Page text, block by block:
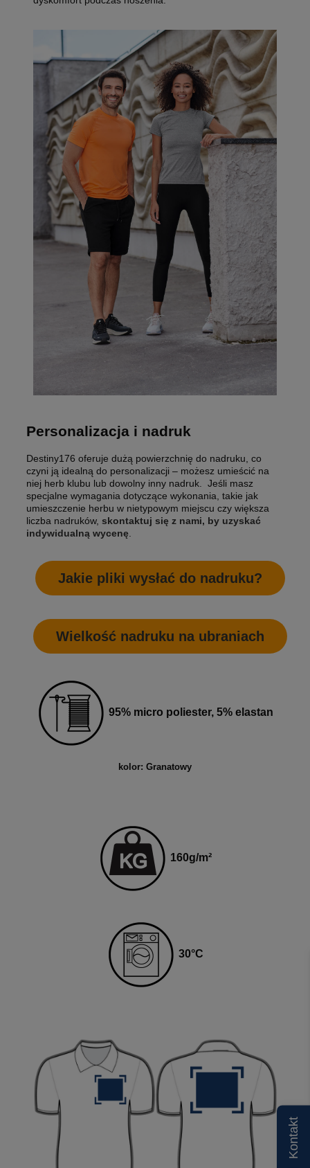
Personalizacja i nadruk
Destiny176 oferuje dużą powierzchnię do nadruku, co
czyni ją idealną do personalizacji – możesz umieścić na
niej herb klubu lub dowolny inny nadruk. Jeśli masz
specjalne wymagania dotyczące wykonania, takie jak
umieszczenie herbu w nietypowym miejscu czy większa
liczba nadruków, skontaktuj się z nami, by uzyskać
indywidualną wycenę
Jakie pliki wysłać do nadruku?
Wielkość nadruku na ubraniach
95% micro poliester, 5% elastan
kolor: Granatowy
160g/m²
30°C
Kontakt